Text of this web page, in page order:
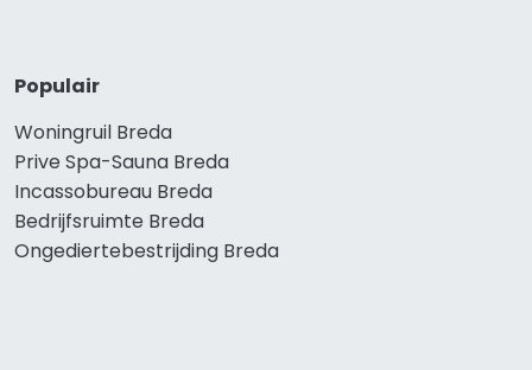
Populair
Woningruil Breda
Prive Spa-Sauna Breda
Incassobureau Breda
Bedrijfsruimte Breda
Ongediertebestrijding Breda